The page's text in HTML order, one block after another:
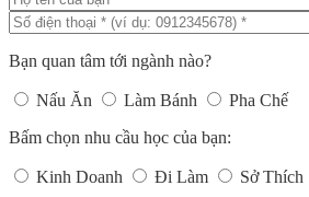
Bạn quan tâm tới ngành nào?
Nấu Ăn Làm Bánh
Pha Chế
Bấm chọn nhu cầu học của bạn:
Kinh Doanh Đi Làm Sở Thích